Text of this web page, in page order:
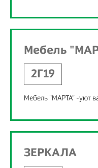
Мебель
2Г19
Мебель "МАРТА" -уют
ЗЕРКАЛА